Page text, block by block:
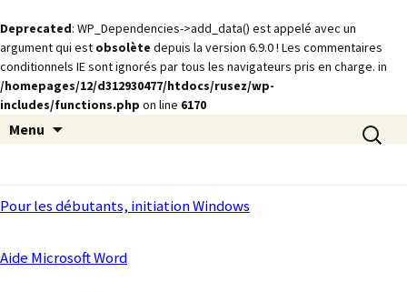
Deprecated: WP_Dependencies->add_data() est appelé avec un
argument qui est obsolète depuis la version 6.9.0 ! Les commentaires
conditionnels IE sont ignorés par tous les navigateurs pris en charge. in
/homepages/12/d312930477/htdocs/rusez/wp-
includes/functions.php on line 6170
rusez.com
Animations
Menu
au
Pour les débutants, initiation Windows
Aide Microsoft Word